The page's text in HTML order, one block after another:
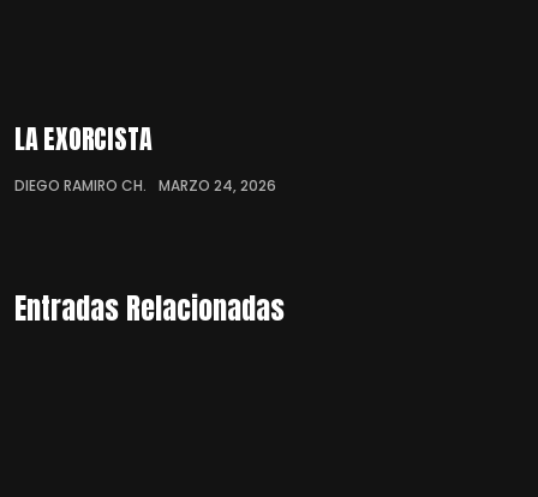
LA EXORCISTA
DIEGO RAMIRO CH. MARZO 24, 2026
Entradas Relacionadas